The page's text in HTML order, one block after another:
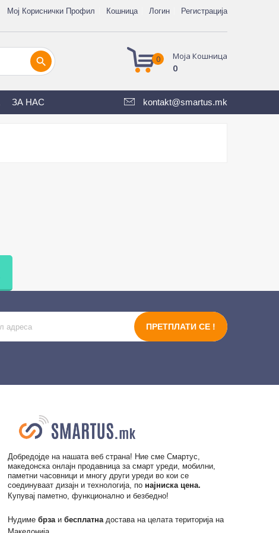
Мој Кориснички Профил Кошница Логин
Регистрација
Моја Кошница
0
0
search
kontakt@smartus.mk
ЗА НАС
ПРЕТПЛАТИ СЕ !
Добредојде на нашата веб страна! Ние сме Смартус,
македонска онлајн продавница за смарт уреди, мобилни,
паметни часовници и многу други уреди во кои се
соединуваат дизајн и технологија, по најниска цена.
Купувај паметно, функционално и безбедно!
Нудиме брзаи бесплатна достава на целата територија на